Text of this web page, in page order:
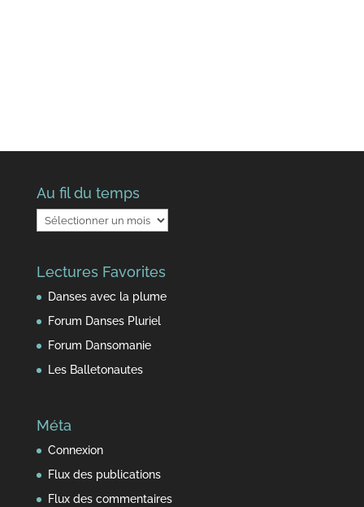
Au fil du temps
Au
fil
temps
Lectures Favorites
Danses avec la plume
Forum Danses Pluriel
Forum Dansomanie
Les Balletonautes
Méta
Connexion
Flux des publications
Flux des commentaires